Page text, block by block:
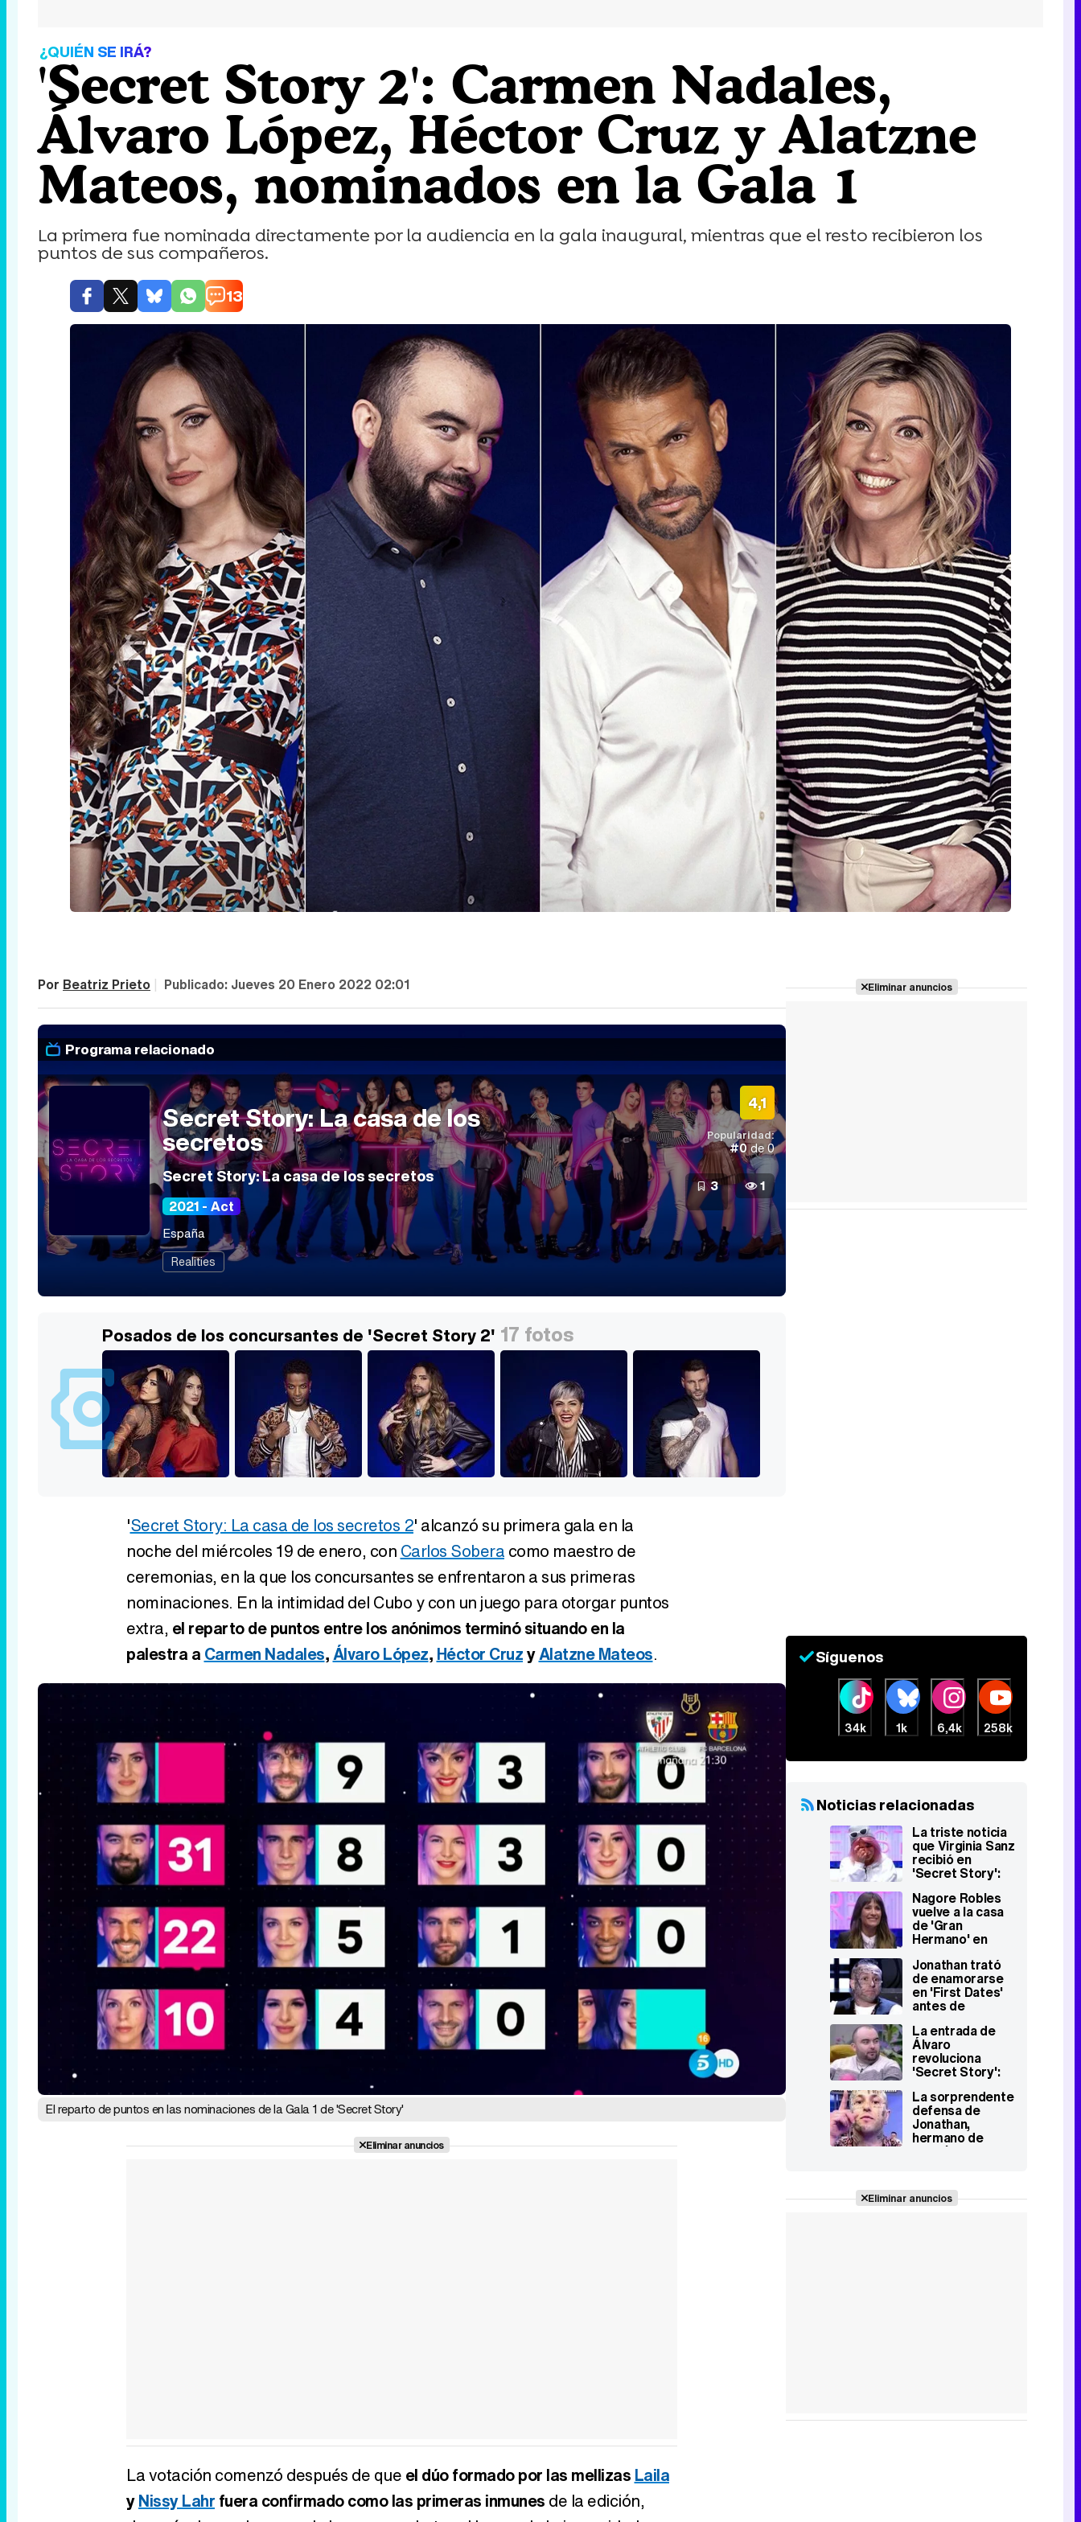
¿QUIÉN SE IRÁ?
'Secret Story 2': Carmen Nadales,
Álvaro López, Héctor Cruz y Alatzne
Mateos, nominados en la Gala 1
La primera fue nominada directamente por la audiencia en la gala inaugural, mientras que el resto recibieron los
puntos de sus compañeros.
13
Por Beatriz Prieto | Publicado: Jueves 20 Enero 2022 02:01
Programa relacionado
Secret Story: La casa de los
secretos
Secret Story: La casa de los secretos
2021 - Act
España
Realities
4,1
Popularidad:
#0de 0
3 1
Posados de los concursantes de 'Secret Story 2' 17 fotos
'Secret Story: La casa de los secretos 2' alcanzó su primera gala en la
noche del miércoles 19 de enero, con Carlos Sobera como maestro de
ceremonias, en la que los concursantes se enfrentaron a sus primeras
nominaciones. En la intimidad del Cubo y con un juego para otorgar puntos
extra, el reparto de puntos entre los anónimos terminó situando en la
palestra a Carmen Nadales,Álvaro López, Héctor CruzyAlatzne Mateos.
El reparto de puntos en las nominaciones de la Gala 1 de 'Secret Story'
Eliminar anuncios
La votación comenzó después de que el dúo formado por las mellizas Laila
yNissy Lahr fuera confirmado como las primeras inmunes de la edición,
Eliminar anuncios
Síguenos
34k 1k 6,4k 258k
Noticias relacionadas
La triste noticia
que Virginia Sanz
recibió en
'Secret Story':
su abuela murió
tras su ingreso
en el reality
Nagore Robles
vuelve a la casa
de 'Gran
Hermano' en
"Me trae muy
buenos
recuerdos"
Jonathan trató
de enamorarse
en 'First Dates'
antes de
'Secret Story'
defendiendo a
su hermana
La entrada de
Álvaro
revoluciona
'Secret Story':
Insultos, robo
con fuerza de su
huevo e
interrogatorios
La sorprendente
defensa de
Jonathan,
hermano de
Cora ('Secret
drogadicto
Eliminar anuncios